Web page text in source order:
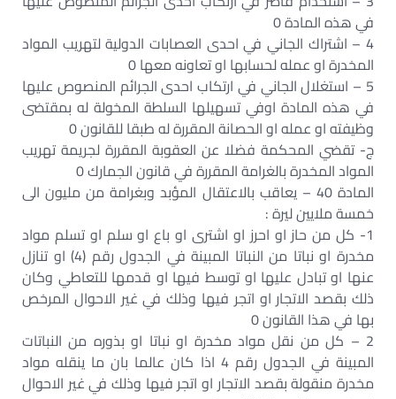
في هذه المادة 0
4 – اشتراك الجاني في احدى العصابات الدولية لتهريب المواد
المخدرة او عمله لحسابها او تعاونه معها 0
5 – استغلال الجاني في ارتكاب احدى الجرائم المنصوص عليها
في هذه المادة اوفي تسهيلها السلطة المخولة له بمقتضى
وظيفته او عمله او الحصانة المقررة له طبقا للقانون 0
ج- تقضي المحكمة فضلا عن العقوبة المقررة لجريمة تهريب
المواد المخدرة بالغرامة المقررة في قانون الجمارك 0
المادة 40 – يعاقب بالاعتقال المؤبد وبغرامة من مليون الى
خمسة ملايين ليرة :
1- كل من حاز او احرز او اشترى او باع او سلم او تسلم مواد
مخدرة او نباتا من النباتا المبينة في الجدول رقم (4) او تنازل
عنها او تبادل عليها او توسط فيها او قدمها للتعاطي وكان
ذلك بقصد الاتجار او اتجر فيها وذلك في غير الاحوال المرخص
بها في هذا القانون 0
2 – كل من نقل مواد مخدرة او نباتا او بذوره من النباتات
المبينة في الجدول رقم 4 اذا كان عالما بان ما ينقله مواد
مخدرة منقولة بقصد الاتجار او اتجر فيها وذلك في غير الاحوال